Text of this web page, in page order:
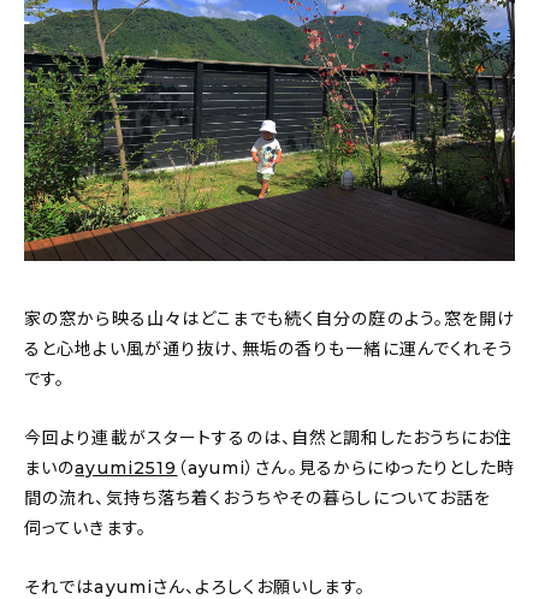
About
会社概要
プライバシーポリシー
お問い合わせ
家の窓から映る山々はどこまでも続く自分の庭のよう。窓を開け
ると心地よい風が通り抜け、無垢の香りも一緒に運んでくれそう
です。
今回より連載がスタートするのは、自然と調和したおうちにお住
まいのayumi2519 （ayumi）さん。見るからにゆったりとした時
間の流れ、気持ち落ち着くおうちやその暮らしについてお話を
伺っていきます。
それではayumiさん、よろしくお願いします。